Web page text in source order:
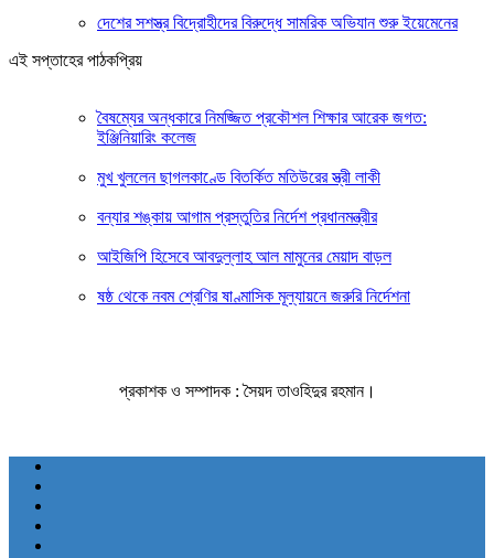
দেশের সশস্ত্র বিদ্রোহীদের বিরুদ্ধে সামরিক অভিযান শুরু ইয়েমেনের
এই সপ্তাহের পাঠকপ্রিয়
বৈষম্যের অন্ধকারে নিমজ্জিত প্রকৌশল শিক্ষার আরেক জগত:
ইঞ্জিনিয়ারিং কলেজ
মুখ খুললেন ছাগলকাণ্ডে বিতর্কিত মতিউরের স্ত্রী লাকী
বন্যার শঙ্কায় আগাম প্রস্তুতির নির্দেশ প্রধানমন্ত্রীর
আইজিপি হিসেবে আবদুল্লাহ আল মামুনের মেয়াদ বাড়ল
ষষ্ঠ থেকে নবম শ্রেণির ষাণ্মাসিক মূল্যায়নে জরুরি নির্দেশনা
প্রকাশক ও সম্পাদক : সৈয়দ তাওহিদুর রহমান।